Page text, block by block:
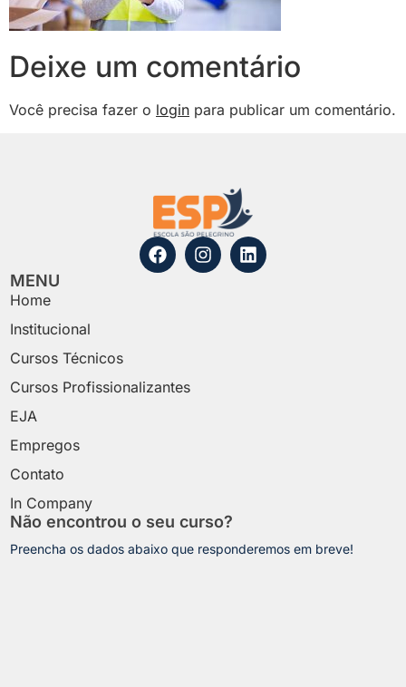
Deixe um comentário
Você precisa fazer o login para publicar um comentário.
MENU
Home
Institucional
Cursos Técnicos
Cursos Profissionalizantes
EJA
Empregos
Contato
In Company
Não encontrou o seu curso?
Preencha os dados abaixo que responderemos em breve!